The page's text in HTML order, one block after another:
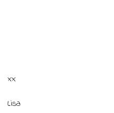
xx
Lisa